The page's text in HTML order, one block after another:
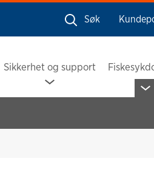
Søk
Sikkerhet og support